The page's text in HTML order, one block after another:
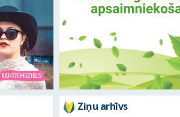
Ziņu arhīvs